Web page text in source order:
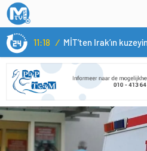
11:18 /